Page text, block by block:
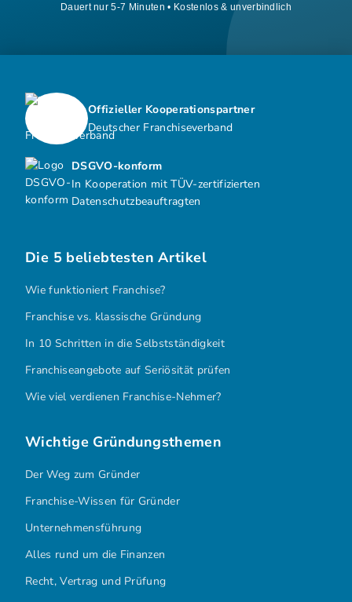
Dauert nur 5-7 Minuten • Kostenlos & unverbindlich
DSGVO-konform
In Kooperation mit TÜV-zertifizierten
Datenschutzbeauftragten
Offizieller Kooperationspartner
Deutscher Franchiseverband
Die 5 beliebtesten Artikel
Wie funktioniert Franchise?
Franchise vs. klassische Gründung
In 10 Schritten in die Selbstständigkeit
Franchiseangebote auf Seriösität prüfen
Wie viel verdienen Franchise-Nehmer?
Wichtige Gründungsthemen
Der Weg zum Gründer
Franchise-Wissen für Gründer
Unternehmensführung
Alles rund um die Finanzen
Recht, Vertrag und Prüfung